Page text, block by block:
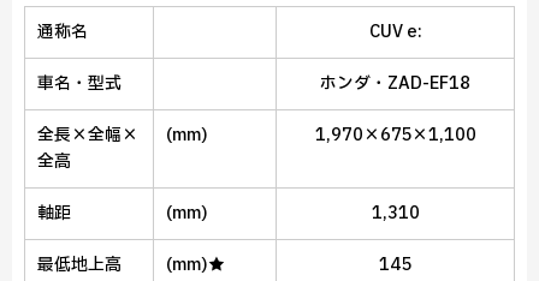
通称名 CUV e:
車名・型式 ホンダ・ZAD-EF18
全長×全幅×
全高
(mm) 1,970×675×1,100
軸距 (mm) 1,310
最低地上高 (mm)★ 145